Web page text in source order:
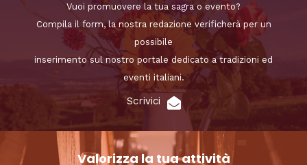
Vuoi promuovere la tua sagra o evento?
Compila il form, la nostra redazione verificherà per un
possibile
inserimento sul nostro portale dedicato a tradizioni ed
eventi italiani.
Scrivici
Valorizza la tua attività